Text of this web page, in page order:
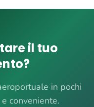
il tuo
in pochi
conveniente.